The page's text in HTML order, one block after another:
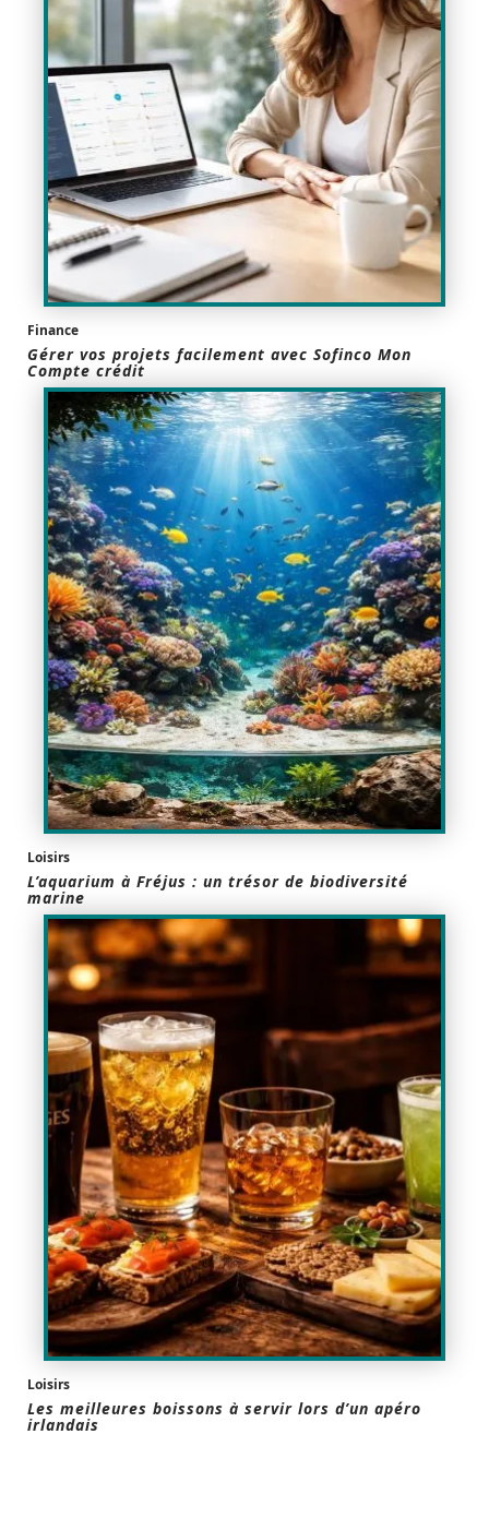
Finance
Gérer vos projets facilement avec Sofinco Mon
Compte crédit
Loisirs
L’aquarium à Fréjus : un trésor de biodiversité
marine
Loisirs
Les meilleures boissons à servir lors d’un apéro
irlandais